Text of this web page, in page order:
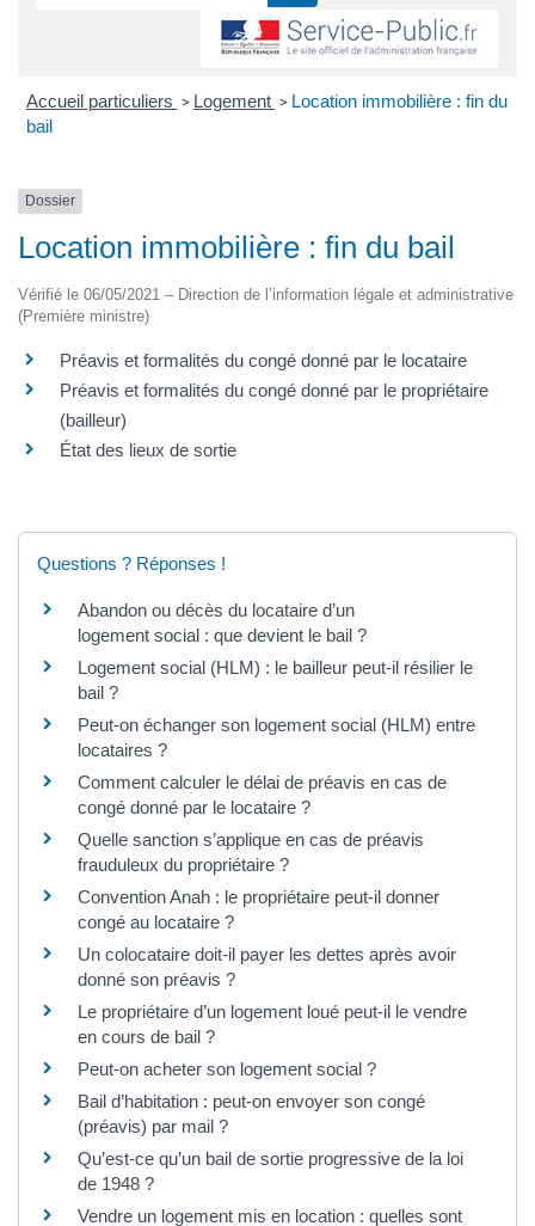
Accueil particuliers > Logement > Location immobilière : fin du
bail
Dossier
Location immobilière : fin du bail
Vérifié le 06/05/2021 – Direction de l’information légale et administrative
(Première ministre)
Préavis et formalités du congé donné par le locataire
Préavis et formalités du congé donné par le propriétaire
(bailleur)
État des lieux de sortie
Questions ? Réponses !
Abandon ou décès du locataire d’un
logement social : que devient le bail ?
Logement social (HLM) : le bailleur peut-il résilier le
bail ?
Peut-on échanger son logement social (HLM) entre
locataires ?
Comment calculer le délai de préavis en cas de
congé donné par le locataire ?
Quelle sanction s’applique en cas de préavis
frauduleux du propriétaire ?
Convention Anah : le propriétaire peut-il donner
congé au locataire ?
Un colocataire doit-il payer les dettes après avoir
donné son préavis ?
Le propriétaire d’un logement loué peut-il le vendre
en cours de bail ?
Peut-on acheter son logement social ?
Bail d’habitation : peut-on envoyer son congé
(préavis) par mail ?
Qu’est-ce qu’un bail de sortie progressive de la loi
de 1948 ?
Vendre un logement mis en location : quelles sont